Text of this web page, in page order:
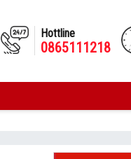
Hottline
0865111218